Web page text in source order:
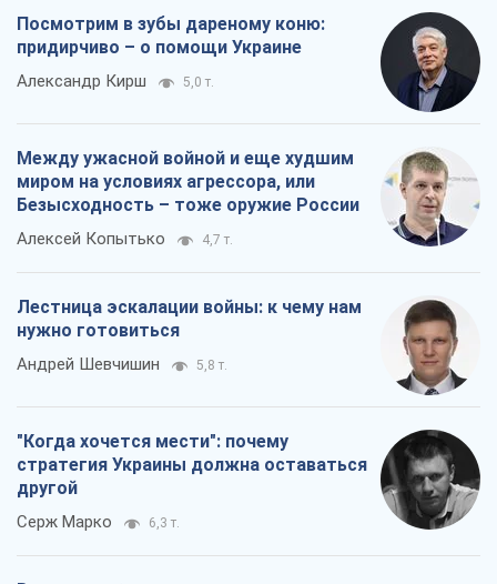
Посмотрим в зубы дареному коню:
придирчиво – о помощи Украине
Александр Кирш 5,0 т.
Между ужасной войной и еще худшим
миром на условиях агрессора, или
Безысходность – тоже оружие России
Алексей Копытько 4,7 т.
Лестница эскалации войны: к чему нам
нужно готовиться
Андрей Шевчишин 5,8 т.
"Когда хочется мести": почему
стратегия Украины должна оставаться
другой
Серж Марко 6,3 т.